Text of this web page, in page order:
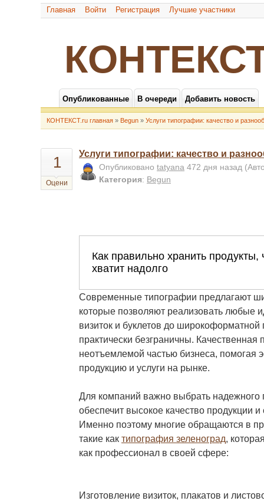
Главная Войти Регистрация Лучшие участники
Опубликованные В очереди Добавить новость
КОНТЕКСТ.ru главная » Begun » Услуги типографии: качество и
1
Оцени
Услуги типографии: качество и
Опубликовано tatyana 472 дня назад
Категория: Begun
Современные типографии предлагают
которые позволяют реализовать любые
визиток и буклетов до
практически безграничны. Качественная
неотъемлемой частью бизнеса, помогая
продукцию и услуги на рынке.
Для компаний важно выбрать надежного
обеспечит высокое качество продукции
Именно поэтому многие обращаются в
такие как типография зеленоград,
как профессионал в своей сфере:
Изготовление визиток, плакатов и